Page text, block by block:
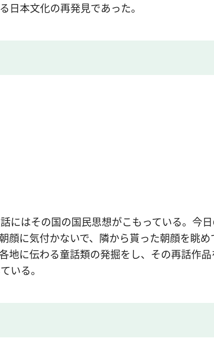
日本文化の再発見であった。
にはその国の国民思想がこもっている。今
顔に気付かないで、隣から貰った朝顔を眺
地に伝わる童話類の発掘をし、その再話作
いる。